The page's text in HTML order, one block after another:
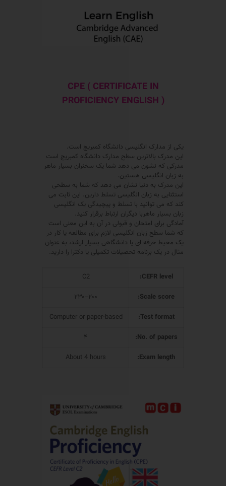
CPE ( CERTIFICATE IN
PROFICIENCY ENGLISH )
یکی از مدارک انگلیسی دانشگاه کمبریج است.
این مدرک بالاترین سطح مدارک دانشگاه کمبریج است
مدرکی که نشون می دهد شما یک سخنران بسیار ماهر
به زبان انگلیسی هستین.
این مدرک به دنیا نشان می دهد که شما به سطحی
استثنایی به زبان انگلیسی تسلط دارین. این ثابت می
کند که می توانید با تسلط و پیچیدگی یک انگلیسی
زبان بسیار ماهربا دیگران ارتباط برقرار کنید.
آمادگی برای امتحان و قبولی در آن به این معنی است
که شما سطح زبان انگلیسی لازم برای مطالعه یا کار در
یک محیط حرفه ای یا دانشگاهی بسیار ارشد، به عنوان
مثال در یک برنامه تحصیلات تکمیلی یا دکترا را دارید.
CEFR level:
C2
Scale score:
۲۰۰–۲۳۰
Test format:
Computer or paper-based
No. of papers:
۴
Exam length:
About 4 hours